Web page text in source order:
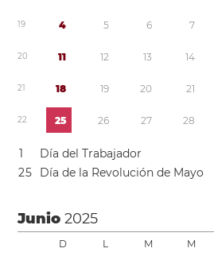
19 4 5 6 7
20 11 12 13 14
21 18 19 20 21
22 25 26 27 28
1
Día del Trabajador
25 Día de la Revolución de Mayo
Junio2025
D L M M